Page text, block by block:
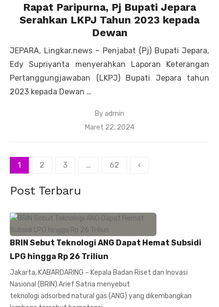
Rapat Paripurna, Pj Bupati Jepara
Serahkan LKPJ Tahun 2023 kepada
Dewan
JEPARA, Lingkar.news – Penjabat (Pj) Bupati Jepara,
Edy Supriyanta menyerahkan Laporan Keterangan
Pertanggungjawaban (LKPJ) Bupati Jepara tahun
2023 kepada Dewan …
By admin
Posted
Maret 22, 2024
Paginasi
1 2 3 … 62 ‹
Post Terbaru
BRIN Sebut Teknologi ANG Dapat Hemat Subsidi
LPG hingga Rp 26 Triliun
Jakarta, KABARDARING – Kepala Badan Riset dan Inovasi
Nasional (BRIN) Arief Satria menyebut
teknologi adsorbed natural gas (ANG) yang dikembangkan